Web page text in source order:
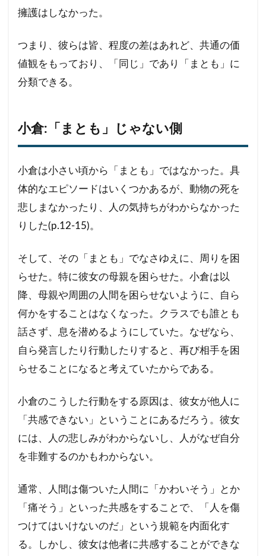
擁護はしなかった。
つまり、彼らは皆、程度の差はあれど、共通の価
値観をもっており、「同じ」であり「まとも」に
分類できる。
小倉:「まとも」じゃない側
小倉は小さい頃から「まとも」ではなかった。具
体的なエピソードはいくつかあるが、動物の死を
悲しまなかったり、人の気持ちがわからなかった
りした(p.12-15)。
そして、その「まとも」でなさゆえに、周りを困
らせた。特に彼女の母親を困らせた。小倉は以
降、母親や周囲の人間を困らせないように、自ら
何かをすることはなくなった。クラスでも誰とも
話さず、息を潜めるようにしていた。なぜなら、
自ら発言したり行動したりすると、再び相手を困
らせることになると考えていたからである。
小倉のこうした行動をする原因は、彼女が他人に
「共感できない」ということにあるだろう。彼女
には、人の悲しみがわからないし、人がなぜ自分
を非難するのかもわからない。
通常、人間は傷ついた人間に「かわいそう」とか
「痛そう」といった共感をすることで、「人を傷
つけてはいけないのだ」という規範を内面化す
る。しかし、彼女は他者に共感することができな